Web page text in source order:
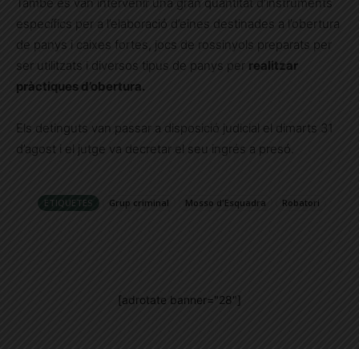
específics per a l’elaboració d’eines destinades a l’obertura
de panys i caixes fortes, jocs de rossinyols preparats per
ser utilitzats i diversos tipus de panys per realitzar
pràctiques d’obertura.
Els detinguts van passar a disposició judicial el dimarts 31
d’agost i el jutge va decretar el seu ingrés a presó.
ETIQUETES Grup criminal Mosso d'Esquadra Robatori
[adrotate banner="28"]